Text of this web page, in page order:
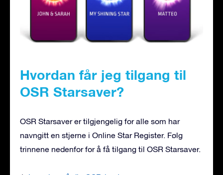
Hvordan får jeg tilgang til
OSR Starsaver?
OSR Starsaver er tilgjengelig for alle som har
navngitt en stjerne i Online Star Register. Følg
trinnene nedenfor for å få tilgang til OSR Starsaver.